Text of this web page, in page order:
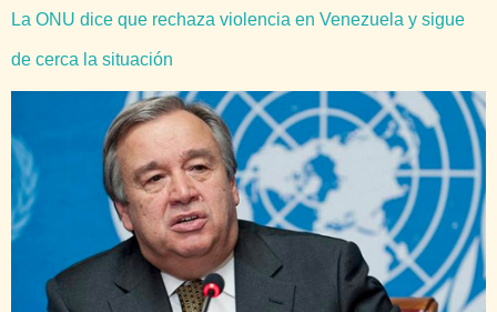
La ONU dice que rechaza violencia en Venezuela y sigue
de cerca la situación